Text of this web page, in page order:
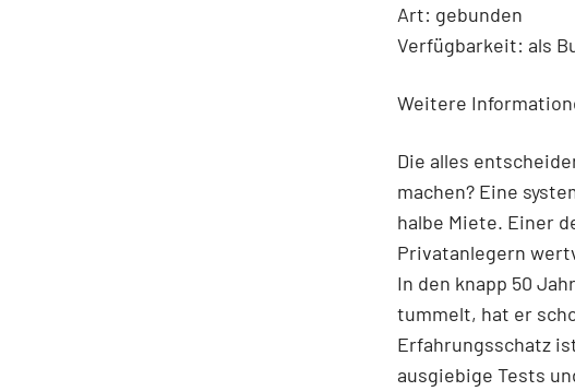
Art: gebunden
Verfügbarkeit: als
Weitere
Die alles
machen? Eine
halbe Miete. Einer
Privatanlegern
In den knapp 50
tummelt, hat er
Erfahrungsschatz
ausgiebige Tests